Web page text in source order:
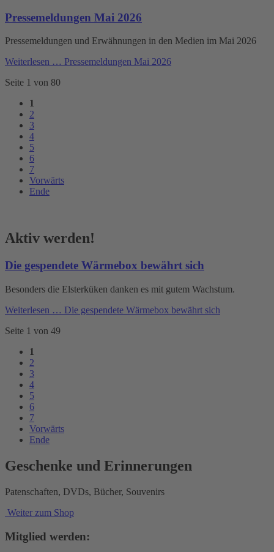
Pressemeldungen Mai 2026
Pressemeldungen und Erwähnungen in den Medien im Mai 2026
Weiterlesen … Pressemeldungen Mai 2026
Seite 1 von 80
1
2
3
4
5
6
7
Vorwärts
Ende
Aktiv werden!
Die gespendete Wärmebox bewährt sich
Besonders die Elsterküken danken es mit gutem Wachstum.
Weiterlesen … Die gespendete Wärmebox bewährt sich
Seite 1 von 49
1
2
3
4
5
6
7
Vorwärts
Ende
Geschenke und Erinnerungen
Patenschaften, DVDs, Bücher, Souvenirs
Weiter zum Shop
Mitglied werden: